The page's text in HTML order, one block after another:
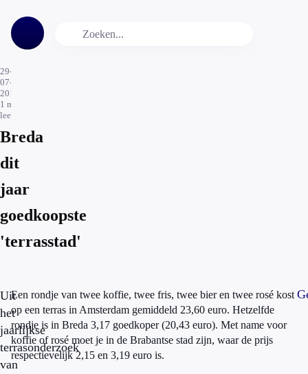
29-
07-
2016
1 min.
leestijd
Breda
dit
jaar
goedkoopste
'terrasstad'
Uit
het
jaarlijkse
terrasonderzoek
van
Een rondje van twee koffie, twee fris, twee bier en twee rosé kost
op een terras in Amsterdam gemiddeld 23,60 euro. Hetzelfde
rondje is in Breda 3,17 goedkoper (20,43 euro). Met name voor
koffie of rosé moet je in de Brabantse stad zijn, waar de prijs
respectievelijk 2,15 en 3,19 euro is.